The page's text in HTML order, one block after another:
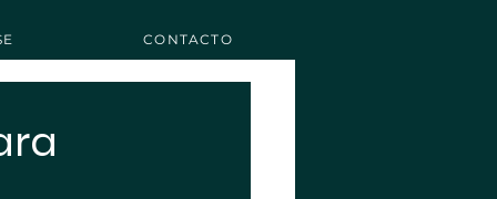
CONTACTO